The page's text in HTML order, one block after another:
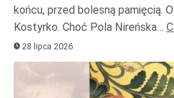
końcu, przed bolesną pamięcią.
Kostyrko. Choć Pola Nireńska…
28 lipca 2026
plików